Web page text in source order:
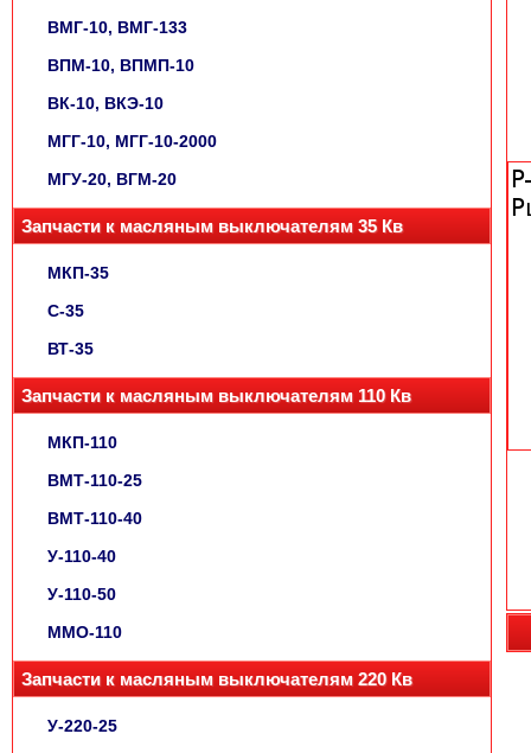
ВМГ-10, ВМГ-133
ВПМ-10, ВПМП-10
ВК-10, ВКЭ-10
МГГ-10, МГГ-10-2000
МГУ-20, ВГМ-20
Запчасти к масляным выключателям 35 Кв
МКП-35
С-35
ВТ-35
Запчасти к масляным выключателям 110 Кв
МКП-110
ВМТ-110-25
ВМТ-110-40
У-110-40
У-110-50
ММО-110
Запчасти к масляным выключателям 220 Кв
У-220-25